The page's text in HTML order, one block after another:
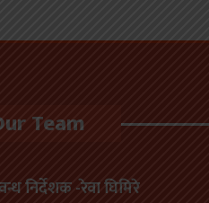
Team
निर्देशक -रेवा घिमिरे